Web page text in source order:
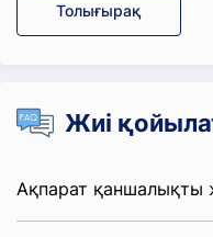
Толығырақ
Жиі
Ақпарат қаншалықты